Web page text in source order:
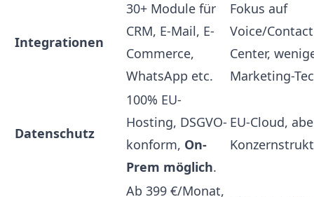
Integrationen
30+ Module für
CRM, E-Mail, E-
Commerce,
WhatsApp etc.
Fokus auf
Voice/Contact
Center,
Marketing-
Datenschutz
100% EU-
Hosting, DSGVO-
konform, On-
Prem möglich.
EU-Cloud,
Ab 399 €/Monat,